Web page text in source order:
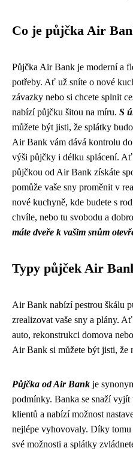
Co je půjčka Air
Půjčka Air Bank je moderní a
potřeby. Ať už sníte o nové
závazky nebo si chcete splnit
nabízí půjčku šitou na míru. S
můžete být jisti, že splátky
Air Bank vám dává kontrolu
výši půjčky i délku splácení.
půjčkou od Air Bank získáte
pomůže vaše sny proměnit v
nové kuchyně, kde budete s
chvíle, nebo tu svobodu a
máte dveře k vašim snům
Typy půjček Air
Air Bank nabízí pestrou škálu
zrealizovat vaše sny a plány.
auto, rekonstrukci domova
Air Bank si můžete být jisti, že
Půjčka od Air Bank je
podmínky. Banka se snaží
klientů a nabízí možnost
nejlépe vyhovovaly. Díky tomu
své možnosti a splátky